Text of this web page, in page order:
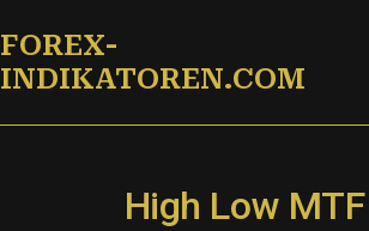
Inhalt
springen
FOREX-
INDIKATOREN.COM
High Low MTF